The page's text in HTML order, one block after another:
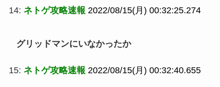
14: ネトゲ攻略速報 2022/08/15(月) 00:32:25.274
グリッドマンにいなかったか
15: ネトゲ攻略速報 2022/08/15(月) 00:32:40.655